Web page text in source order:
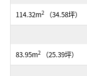
114.32m2 （34.58坪）
83.95m2 （25.39坪）